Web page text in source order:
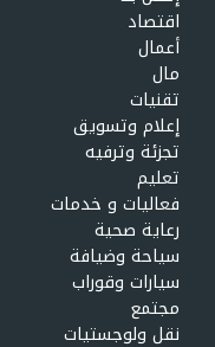
اقتصاد
أعمال
مال
تقنيات
إعلام وتسويق
تجزئة وترفيه
تعليم
فعاليات و خدمات
رعاية صحية
سياحة وضيافة
سيارات وقوراب
مجتمع
نقل ولوجستيات